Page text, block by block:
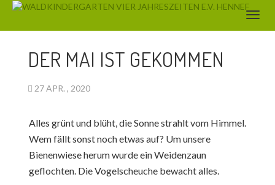
DER MAI IST GEKOMMEN
27 APR. , 2020
Alles grünt und blüht, die Sonne strahlt vom Himmel.
Wem fällt sonst noch etwas auf? Um unsere
Bienenwiese herum wurde ein Weidenzaun
geflochten. Die Vogelscheuche bewacht alles.